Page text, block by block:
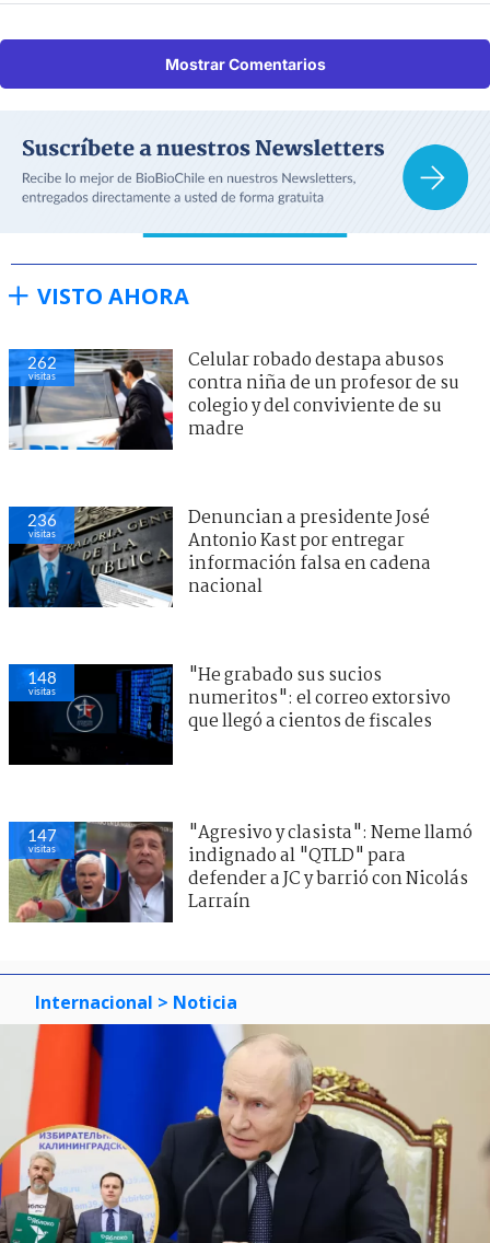
Mostrar Comentarios
VISTO AHORA
262
visitas
Celular robado destapa abusos
contra niña de un profesor de su
colegio y del conviviente de su
madre
236
visitas
Denuncian a presidente José
Antonio Kast por entregar
información falsa en cadena
nacional
148
visitas
"He grabado sus sucios
numeritos": el correo extorsivo
que llegó a cientos de fiscales
147
visitas
"Agresivo y clasista": Neme llamó
indignado al "QTLD" para
defender a JC y barrió con Nicolás
Larraín
Internacional > Noticia